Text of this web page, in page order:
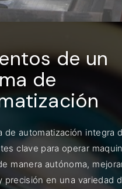
de un
de
de automatización integra
clave para operar
manera autónoma,
precisión en una variedad